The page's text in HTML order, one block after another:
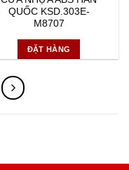
QUỐC KSD.303E-
M8707
ĐẶT HÀNG